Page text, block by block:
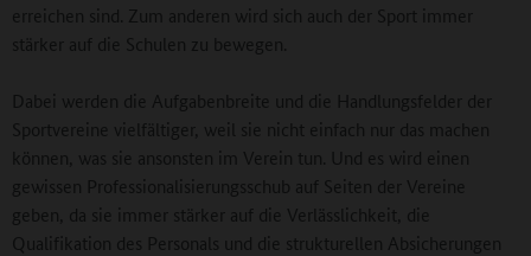
erreichen sind. Zum anderen wird sich auch der Sport immer
stärker auf die Schulen zu bewegen.
Dabei werden die Aufgabenbreite und die Handlungsfelder der
Sportvereine vielfältiger, weil sie nicht einfach nur das machen
können, was sie ansonsten im Verein tun. Und es wird einen
gewissen Professionalisierungsschub auf Seiten der Vereine
geben, da sie immer stärker auf die Verlässlichkeit, die
Qualifikation des Personals und die strukturellen Absicherungen